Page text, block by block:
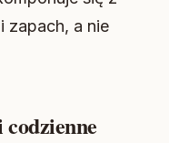
zapach, a nie